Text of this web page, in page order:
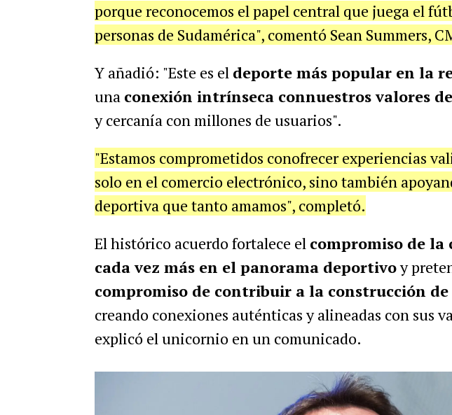
porque reconocemos el papel central que juega el
personas de Sudamérica", comentó Sean Summers,
Y añadió: "Este es el deporte más popular en la
una conexión intrínseca connuestros valores
y cercanía con millones de usuarios".
"Estamos comprometidos conofrecer experiencias
solo en el comercio electrónico, sino también
deportiva que tanto amamos", completó.
El histórico acuerdo fortalece el compromiso de
cada vez más en el panorama deportivoy
compromiso de contribuir a la construcción
creando conexiones auténticas y alineadas con sus
explicó el unicornio en un comunicado.